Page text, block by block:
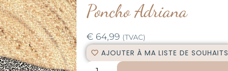
Poncho Adriana
€ 64,99 (TVAC)
AJOUTER À MA LISTE DE SOUHAITS